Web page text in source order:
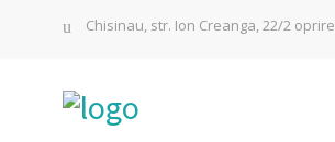
Chisinau, str. Ion Creanga, 22/2